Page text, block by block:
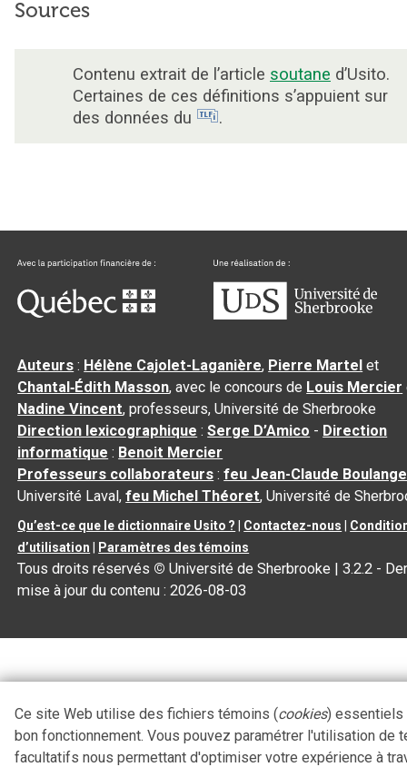
Sources
Contenu extrait de l’article soutane d’Usito.
Certaines de ces définitions s’appuient sur
des données du
.
Auteurs : Hélène Cajolet-Laganière, Pierre Martel et
Chantal‑Édith Masson, avec le concours de Louis Mercier
Nadine Vincent, professeurs, Université de Sherbrooke
Direction lexicographique :Serge D’Amico - Direction
informatique : Benoit Mercier
Professeurs collaborateurs :feu Jean-Claude
Université Laval,feu Michel Théoret, Université de
Qu’est-ce que le dictionnaire Usito ? Contactez-nous
d’utilisation
Paramètres des témoins
Tous droits réservés © Université de Sherbrooke |3.2.2 -
mise à jour du contenu :2026-08-03
Ce site Web utilise des fichiers témoins (cookies) essentiels
bon fonctionnement. Vous pouvez paramétrer l'utilisation de
facultatifs nous permettant d'optimiser votre expérience à